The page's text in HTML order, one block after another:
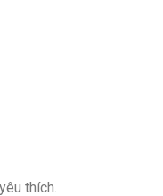
thích.